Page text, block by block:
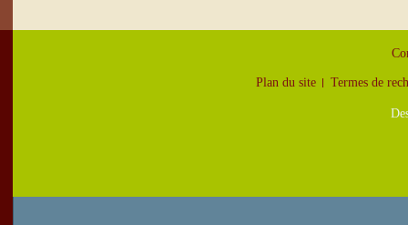
Plan du site Termes de